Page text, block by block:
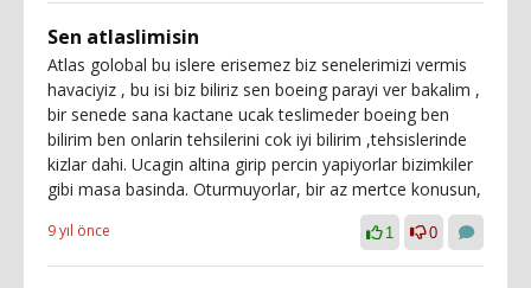
Sen atlaslimisin
Atlas golobal bu islere erisemez biz senelerimizi vermis
havaciyiz , bu isi biz biliriz sen boeing parayi ver bakalim ,
bir senede sana kactane ucak teslimeder boeing ben
bilirim ben onlarin tehsilerini cok iyi bilirim ,tehsislerinde
kizlar dahi. Ucagin altina girip percin yapiyorlar bizimkiler
gibi masa basinda. Oturmuyorlar, bir az mertce konusun,
9 yıl önce 1 0